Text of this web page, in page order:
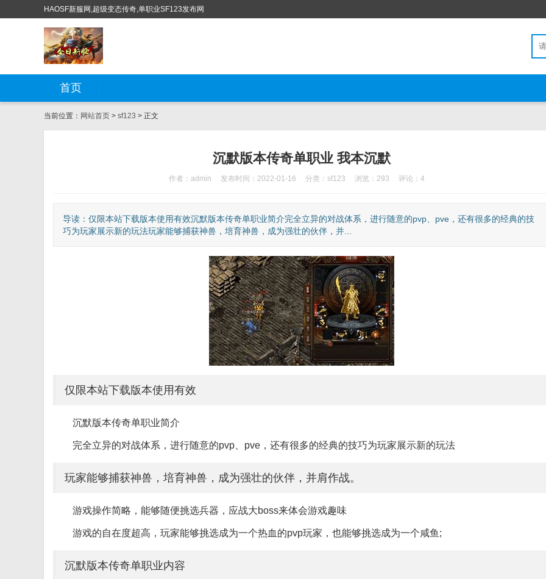
HAOSF新服网,超级变态传奇,单职业SF123发布网
首页
当前位置： 网站首页 > sf123 > 正文
沉默版本传奇单职业 我本沉默
作者：admin 发布时间：2022-01-16 分类：sf123 浏览：293 评论：4
导读：仅限本站下载版本使用有效沉默版本传奇单职业简介完全立异的对战体系，进行随意的pvp、pve，还有很多的经典的技
巧为玩家展示新的玩法玩家能够捕获神兽，培育神兽，成为强壮的伙伴，并...
仅限本站下载版本使用有效
沉默版本传奇单职业简介
完全立异的对战体系，进行随意的pvp、pve，还有很多的经典的技巧为玩家展示新的玩法
玩家能够捕获神兽，培育神兽，成为强壮的伙伴，并肩作战。
游戏操作简略，能够随便挑选兵器，应战大boss来体会游戏趣味
游戏的自在度超高，玩家能够挑选成为一个热血的pvp玩家，也能够挑选成为一个咸鱼;
沉默版本传奇单职业内容